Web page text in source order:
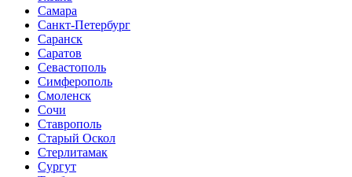
Самара
Санкт-Петербург
Саранск
Саратов
Севастополь
Симферополь
Смоленск
Сочи
Ставрополь
Старый Оскол
Стерлитамак
Сургут